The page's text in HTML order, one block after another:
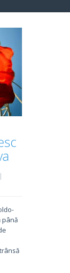
|
până